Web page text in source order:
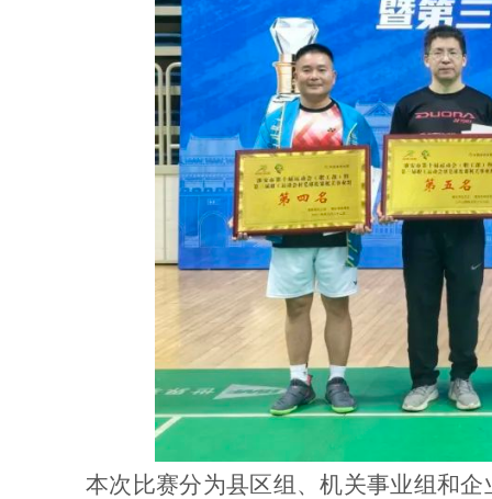
本次比赛分为县区组、机关事业组和